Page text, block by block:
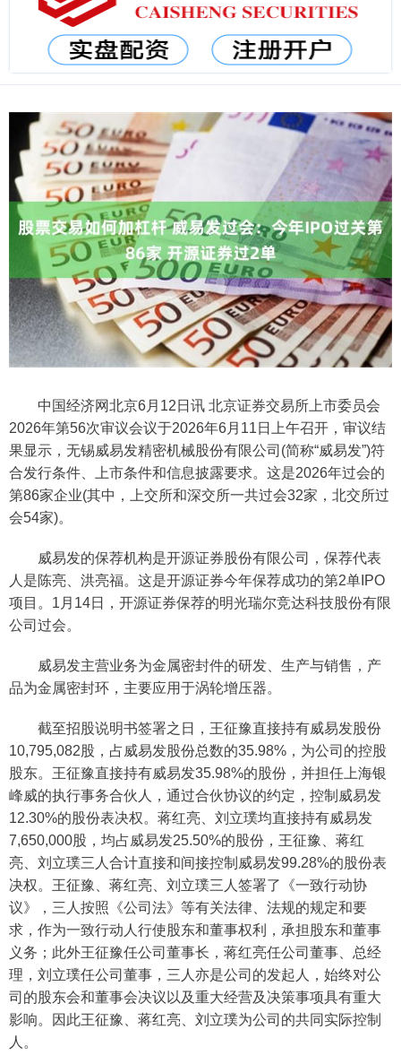
中国经济网北京6月12日讯 北京证券交易所上市委员会
2026年第56次审议会议于2026年6月11日上午召开，审议结
果显示，无锡威易发精密机械股份有限公司(简称“威易发”)符
合发行条件、上市条件和信息披露要求。这是2026年过会的
第86家企业(其中，上交所和深交所一共过会32家，北交所过
会54家)。
威易发的保荐机构是开源证券股份有限公司，保荐代表
人是陈亮、洪亮福。这是开源证券今年保荐成功的第2单IPO
项目。1月14日，开源证券保荐的明光瑞尔竞达科技股份有限
公司过会。
威易发主营业务为金属密封件的研发、生产与销售，产
品为金属密封环，主要应用于涡轮增压器。
截至招股说明书签署之日，王征豫直接持有威易发股份
10,795,082股，占威易发股份总数的35.98%，为公司的控股
股东。王征豫直接持有威易发35.98%的股份，并担任上海银
峰威的执行事务合伙人，通过合伙协议的约定，控制威易发
12.30%的股份表决权。蒋红亮、刘立璞均直接持有威易发
7,650,000股，均占威易发25.50%的股份，王征豫、蒋红
亮、刘立璞三人合计直接和间接控制威易发99.28%的股份表
决权。王征豫、蒋红亮、刘立璞三人签署了《一致行动协
议》，三人按照《公司法》等有关法律、法规的规定和要
求，作为一致行动人行使股东和董事权利，承担股东和董事
义务；此外王征豫任公司董事长，蒋红亮任公司董事、总经
理，刘立璞任公司董事，三人亦是公司的发起人，始终对公
司的股东会和董事会决议以及重大经营及决策事项具有重大
影响。因此王征豫、蒋红亮、刘立璞为公司的共同实际控制
人。